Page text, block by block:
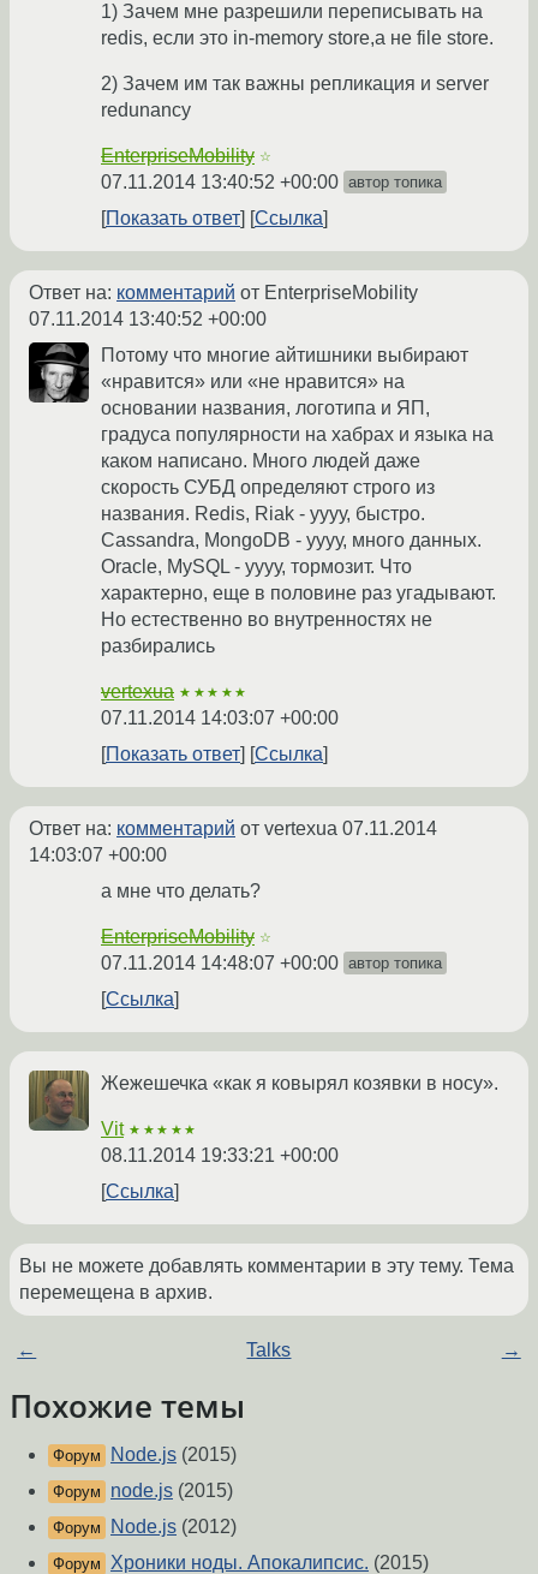
1) Зачем мне разрешили переписывать на
redis, если это in-memory store,а не file store.
2) Зачем им так важны репликация и server
redunancy
EnterpriseMobility ☆
07.11.2014 13:40:52 +00:00 автор топика
Показать ответ Ссылка
Ответ на: комментарий от EnterpriseMobility
07.11.2014 13:40:52 +00:00
Потому что многие айтишники выбирают
«нравится» или «не нравится» на
основании названия, логотипа и ЯП,
градуса популярности на хабрах и языка на
каком написано. Много людей даже
скорость СУБД определяют строго из
названия. Redis, Riak - уууу, быстро.
Cassandra, MongoDB - уууу, много данных.
Oracle, MySQL - уууу, тормозит. Что
характерно, еще в половине раз угадывают.
Но естественно во внутренностях не
разбирались
vertexua ★★★★★
07.11.2014 14:03:07 +00:00
Показать ответ
Ссылка
Ответ на: комментарий от vertexua 07.11.2014
14:03:07 +00:00
а мне что делать?
EnterpriseMobility ☆
07.11.2014 14:48:07 +00:00 автор топика
Ссылка
Жежешечка «как я ковырял козявки в носу».
Vit ★★★★★
08.11.2014 19:33:21 +00:00
Ссылка
Вы не можете добавлять комментарии в эту тему. Тема
перемещена в архив.
← Talks →
Похожие темы
Форум Node.js (2015)
Форум node.js (2015)
Форум Node.js (2012)
Форум Хроники ноды. Апокалипсис. (2015)